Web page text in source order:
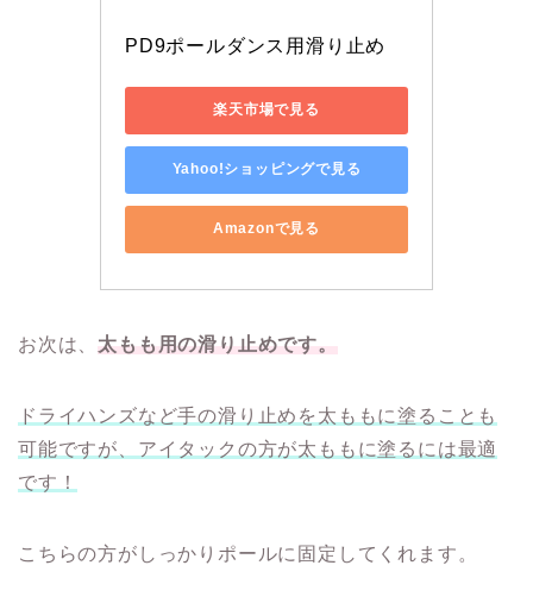
PD9ポールダンス用滑り止め
楽天市場で見る
Yahoo!ショッピングで見る
Amazonで見る
お次は、 太もも用の滑り止めです。
ドライハンズなど手の滑り止めを太ももに塗ることも
可能ですが、アイタックの方が太ももに塗るには最適
です！
こちらの方がしっかりポールに固定してくれます。